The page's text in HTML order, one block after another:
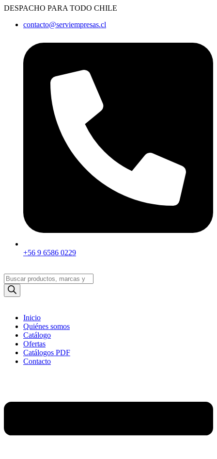
Ir
contenido
DESPACHO PARA TODO CHILE
contacto@serviempresas.cl
+56 9 6586 0229
Búsqueda
de
productos
Inicio
Quiénes somos
Catálogo
Ofertas
Catálogos PDF
Contacto